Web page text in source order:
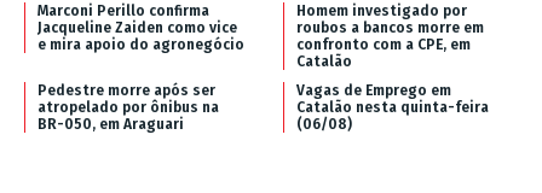
Marconi Perillo confirma
Jacqueline Zaiden como vice
e mira apoio do agronegócio
Homem investigado por
roubos a bancos morre em
confronto com a CPE, em
Catalão
Pedestre morre após ser
atropelado por ônibus na
BR-050, em Araguari
Vagas de Emprego em
Catalão nesta quinta-feira
(06/08)